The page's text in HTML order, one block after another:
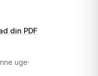
din PDF
uge